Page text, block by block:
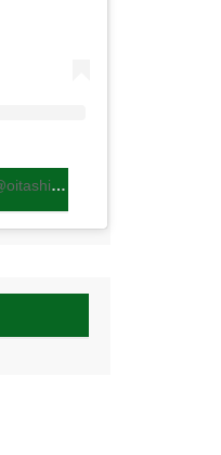
【公式】茂里商店(@oitashiitakemori)がシェアした投稿